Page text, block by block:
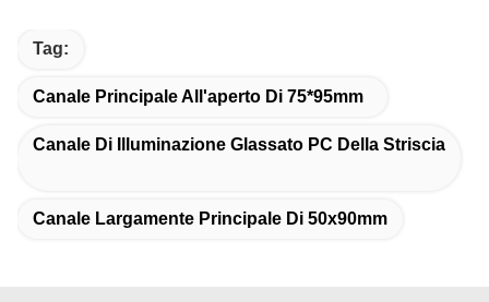
Tag:
Canale Principale All'aperto Di 75*95mm
Canale Di Illuminazione Glassato PC Della Striscia
Canale Largamente Principale Di 50x90mm